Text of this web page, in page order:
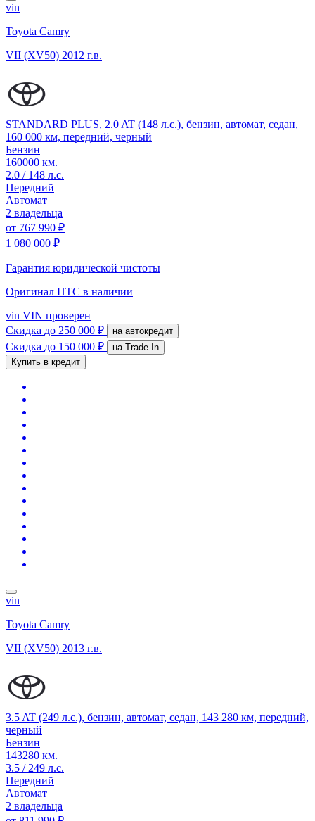
vin
Toyota Camry
VII (XV50) 2012 г.в.
STANDARD PLUS, 2.0 AT (148 л.с.), бензин, автомат, седан,
160 000 км, передний, черный
Бензин
160000 км.
2.0 / 148 л.с.
Передний
Автомат
2 владельца
от 767 990 ₽
1 080 000 ₽
Гарантия юридической чистоты
Оригинал ПТС в наличии
vin VIN проверен
Скидка до 250 000 ₽ на автокредит
Скидка до 150 000 ₽
на Trade-In
Купить в кредит
vin
Toyota Camry
VII (XV50) 2013 г.в.
3.5 AT (249 л.с.), бензин, автомат, седан, 143 280 км, передний,
черный
Бензин
143280 км.
3.5 / 249 л.с.
Передний
Автомат
2 владельца